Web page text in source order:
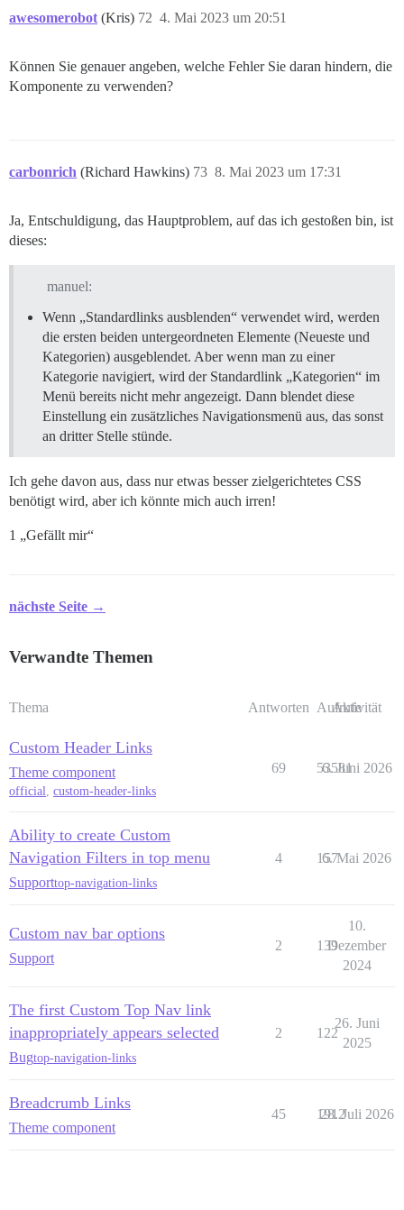
awesomerobot (Kris) 4. Mai 2023 um 20:51
72
Können Sie genauer angeben, welche Fehler Sie daran hindern, die
Komponente zu verwenden?
carbonrich (Richard Hawkins) 8. Mai 2023 um 17:31
73
Ja, Entschuldigung, das Hauptproblem, auf das ich gestoßen bin, ist
dieses:
manuel:
Wenn „Standardlinks ausblenden“ verwendet wird, werden
die ersten beiden untergeordneten Elemente (Neueste und
Kategorien) ausgeblendet. Aber wenn man zu einer
Kategorie navigiert, wird der Standardlink „Kategorien“ im
Menü bereits nicht mehr angezeigt. Dann blendet diese
Einstellung ein zusätzliches Navigationsmenü aus, das sonst
an dritter Stelle stünde.
Ich gehe davon aus, dass nur etwas besser zielgerichtetes CSS
benötigt wird, aber ich könnte mich auch irren!
1 „Gefällt mir“
nächste Seite →
Verwandte Themen
Thema Antworten Aufrufe
Aktivität
Custom Header Links
Theme component
official, custom-header-links
69 53581
6. Juni 2026
Ability to create Custom
Navigation Filters in top menu
Supporttop-navigation-links
4 157
6. Mai 2026
Custom nav bar options
Support
2 139
10.
Dezember
2024
The first Custom Top Nav link
inappropriately appears selected
Bugtop-navigation-links
2 122
26. Juni
2025
Breadcrumb Links
Theme component
45 1912
28. Juli 2026